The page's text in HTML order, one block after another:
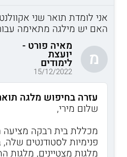
אני לומדת תואר שני
האם יש מילגה מתאימה
מ
מאיה פורט -
יועצת
לימודים
15/12/2022
עזרה בחיפוש מלגה
שלום מירי,
מכללת בית רבקה מציעה
פנימיות לסטודנטים שלה,
מלגות מצטיינים, מלגות